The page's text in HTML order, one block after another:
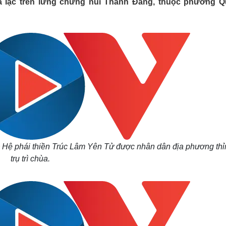
Lịch thi đấu bóng đá
Hậu trường
Xe máy
Sân khấu - Điện ảnh
Văn học
Âm nhạc
Di sản
Giải trí
Nghệ sĩ
Thời trang
lạc trên lưng chừng núi Thành Đẳng, thuộc phường
phái thiền Trúc Lâm Yên Tử được nhân dân địa phương
trụ trì chùa.